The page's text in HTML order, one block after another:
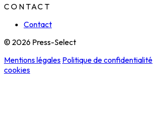
CONTACT
Contact
© 2026 Press-Select
Mentions légales Politique de confidentialité
cookies